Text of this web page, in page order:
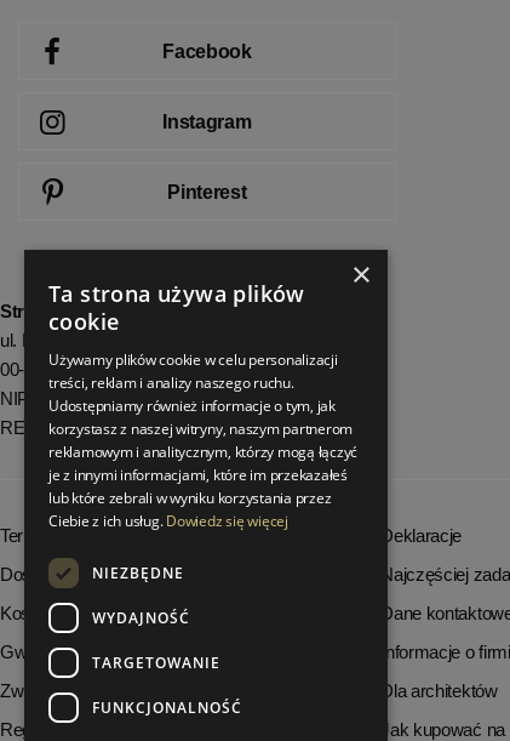
Facebook
Instagram
Pinterest
StrefaLuksusu.pl
ul. Bartycka 24/26 Pawilon 227
00-716 Warszawa
NIP: 8251972213
REGON: 06035139
Terminy realizacji zamówień
Dostępność produktów
Koszty dostawy
Gwarancja i serwis
Zwrot towaru
Regulamin
Deklaracje
Najczęściej
Dane
Informacje o
Dla architektów
Jak kupować na
×
Ta strona używa plików
cookie
Używamy plików cookie w celu personalizacji
treści, reklam i analizy naszego ruchu.
Udostępniamy również informacje o tym, jak
korzystasz z naszej witryny, naszym partnerom
reklamowym i analitycznym, którzy mogą łączyć
je z innymi informacjami, które im przekazałeś
lub które zebrali w wyniku korzystania przez
Ciebie z ich usług.Dowiedz się więcej
NIEZBĘDNE
WYDAJNOŚĆ
TARGETOWANIE
FUNKCJONALNOŚĆ